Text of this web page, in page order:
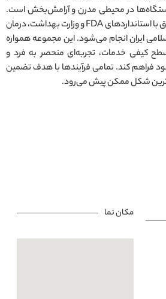
در محیطی مدرن و آرامش‌بخش است.
تمامی خدمات ارائه‌شده مطابق با استانداردهای FDA و وزارت بهداشت، درمان
ایران انجام می‌شود. این مجموعه همواره
کیفی خدمات، تجربه‌ای منحصر به فرد و
فراهم کند. تمامی فرآیندها با هدف تضمین
شکل ممکن پیش می‌رود.
مکان نما